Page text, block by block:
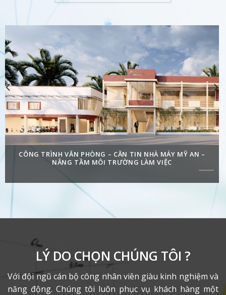
CÔNG TRÌNH VĂN PHÒNG – CĂN TIN NHÀ MÁY MỸ AN –
NÂNG TẦM MÔI TRƯỜNG LÀM VIỆC
LÝ DO CHỌN CHÚNG TÔI ?
Với đội ngũ cán bộ công nhân viên giàu kinh nghiệm và
năng động. Chúng tôi luôn phục vụ khách hàng một